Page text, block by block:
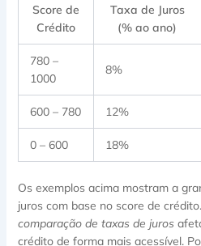
Score de
Crédito
Taxa de Juros
(% ao ano)
780 –
1000
8%
600 – 780 12%
0 – 600 18%
Os exemplos acima mostram a
juros com base no score de
comparação de taxas de juros
crédito de forma mais acessível.